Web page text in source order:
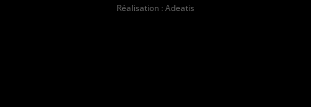
Réalisation : Adeatis